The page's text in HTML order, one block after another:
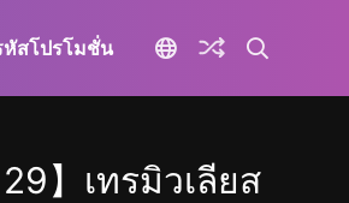
หัสโปรโมชั่น
】เทรมิวเลียส